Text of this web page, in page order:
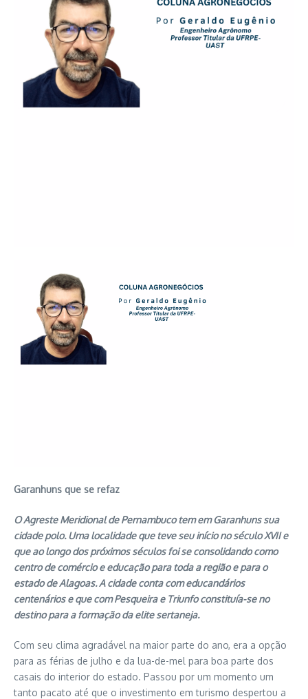
Garanhuns que se refaz
O Agreste Meridional de Pernambuco tem em Garanhuns sua
cidade polo. Uma localidade que teve seu início no século XVII e
que ao longo dos próximos séculos foi se consolidando como
centro de comércio e educação para toda a região e para o
estado de Alagoas. A cidade conta com educandários
centenários e que com Pesqueira e Triunfo constituía-se no
destino para a formação da elite sertaneja.
Com seu clima agradável na maior parte do ano, era a opção
para as férias de julho e da lua-de-mel para boa parte dos
casais do interior do estado. Passou por um momento um
tanto pacato até que o investimento em turismo despertou a